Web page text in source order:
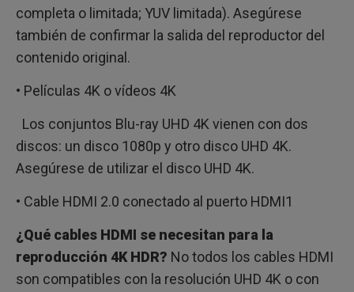
completa o limitada; YUV limitada). Asegúrese
también de confirmar la salida del reproductor del
contenido original.
• Películas 4K o vídeos 4K
Los conjuntos Blu-ray UHD 4K vienen con dos
discos: un disco 1080p y otro disco UHD 4K.
Asegúrese de utilizar el disco UHD 4K.
• Cable HDMI 2.0 conectado al puerto HDMI1
¿Qué cables HDMI se necesitan para la
reproducción 4K HDR? No todos los cables HDMI
son compatibles con la resolución UHD 4K o con